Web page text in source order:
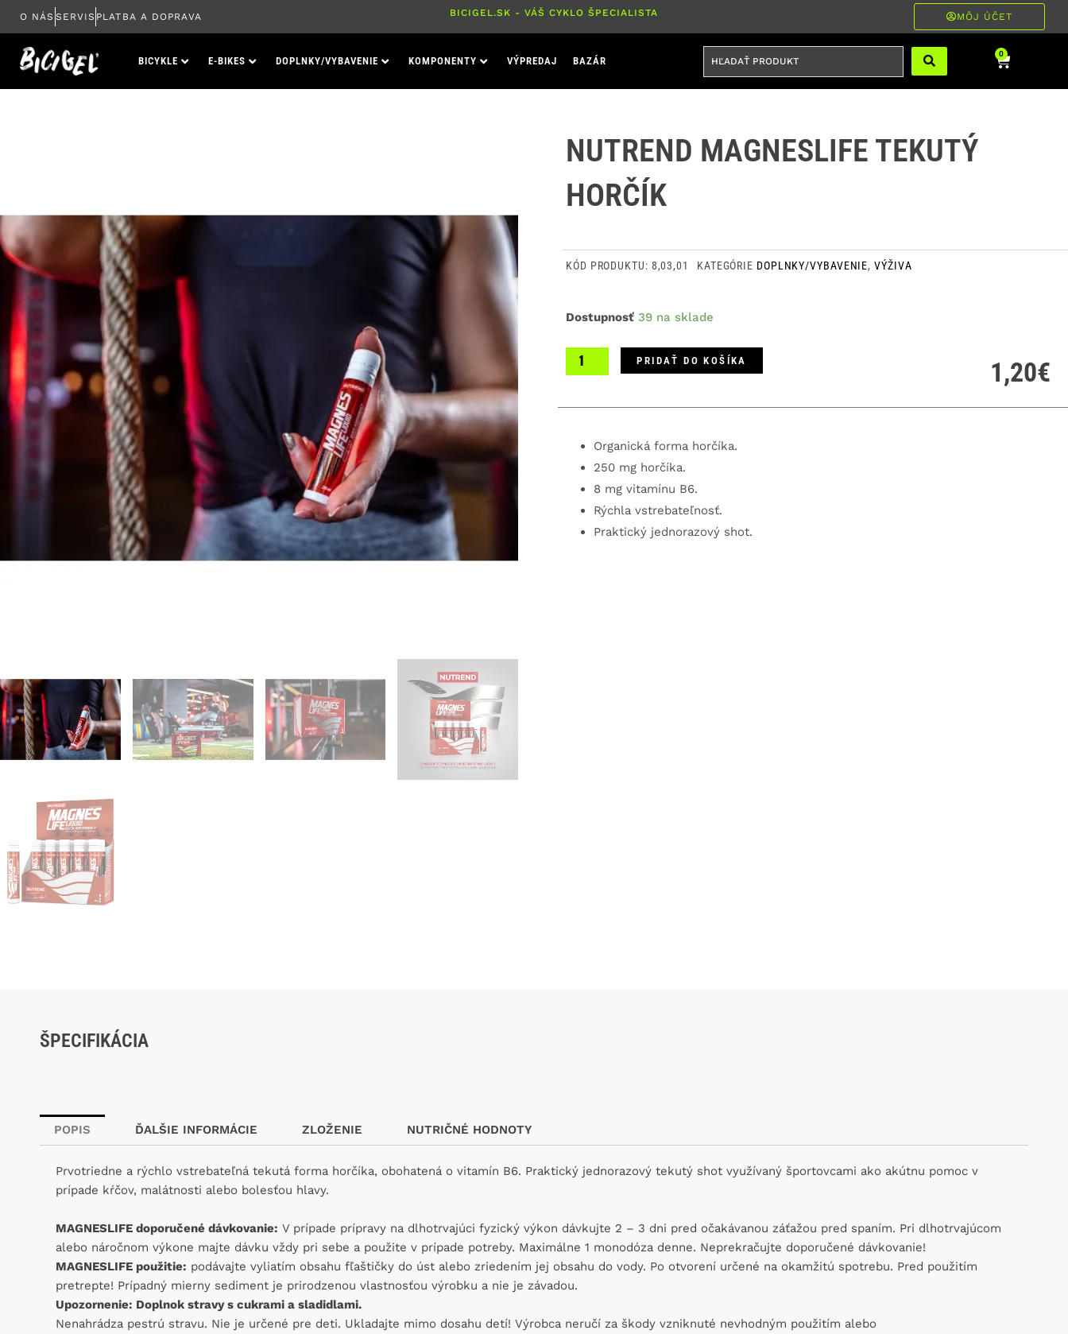
Preskočiť
obsah
O NÁS SERVIS PLATBA A DOPRAVA BICIGEL.SK - VÁŠ CYKLO ŠPECIALISTA MÔJ ÚČET
BICYKLE E-BIKES DOPLNKY/VYBAVENIE KOMPONENTY VÝPREDAJ BAZÁR
HĽADAŤ
PRODUKT
0
Cart
NUTREND MAGNESLIFE TEKUTÝ
HORČÍK
KÓD PRODUKTU: 8,03,01 KATEGÓRIE DOPLNKY/VYBAVENIE,VÝŽIVA
Dostupnosť 39 na sklade
množstvo
Magneslife
tekutý
PRIDAŤ DO KOŠÍKA 1,20€
Organická forma horčíka.
250 mg horčíka.
8 mg vitamínu B6.
Rýchla vstrebateľnosť.
Praktický jednorazový shot.
ŠPECIFIKÁCIA
POPIS ĎALŠIE INFORMÁCIE ZLOŽENIE NUTRIČNÉ HODNOTY
Prvotriedne a rýchlo vstrebateľná tekutá forma horčíka, obohatená o vitamín B6. Praktický jednorazový tekutý shot využívaný športovcami ako akútnu pomoc v
prípade kŕčov, malátnosti alebo bolesťou hlavy.
MAGNESLIFE doporučené dávkovanie: V prípade prípravy na dlhotrvajúci fyzický výkon dávkujte 2 – 3 dni pred očakávanou záťažou pred spaním. Pri dlhotrvajúcom
alebo náročnom výkone majte dávku vždy pri sebe a použite v prípade potreby. Maximálne 1 monodóza denne. Neprekračujte doporučené dávkovanie!
MAGNESLIFE použitie: podávajte vyliatím obsahu fľaštičky do úst alebo zriedením jej obsahu do vody. Po otvorení určené na okamžitú spotrebu. Pred použitím
pretrepte! Prípadný mierny sediment je prirodzenou vlastnosťou výrobku a nie je závadou.
Upozornenie: Doplnok stravy s cukrami a sladidlami.
Nenahrádza pestrú stravu. Nie je určené pre deti. Ukladajte mimo dosahu detí! Výrobca neručí za škody vzniknuté nevhodným použitím alebo